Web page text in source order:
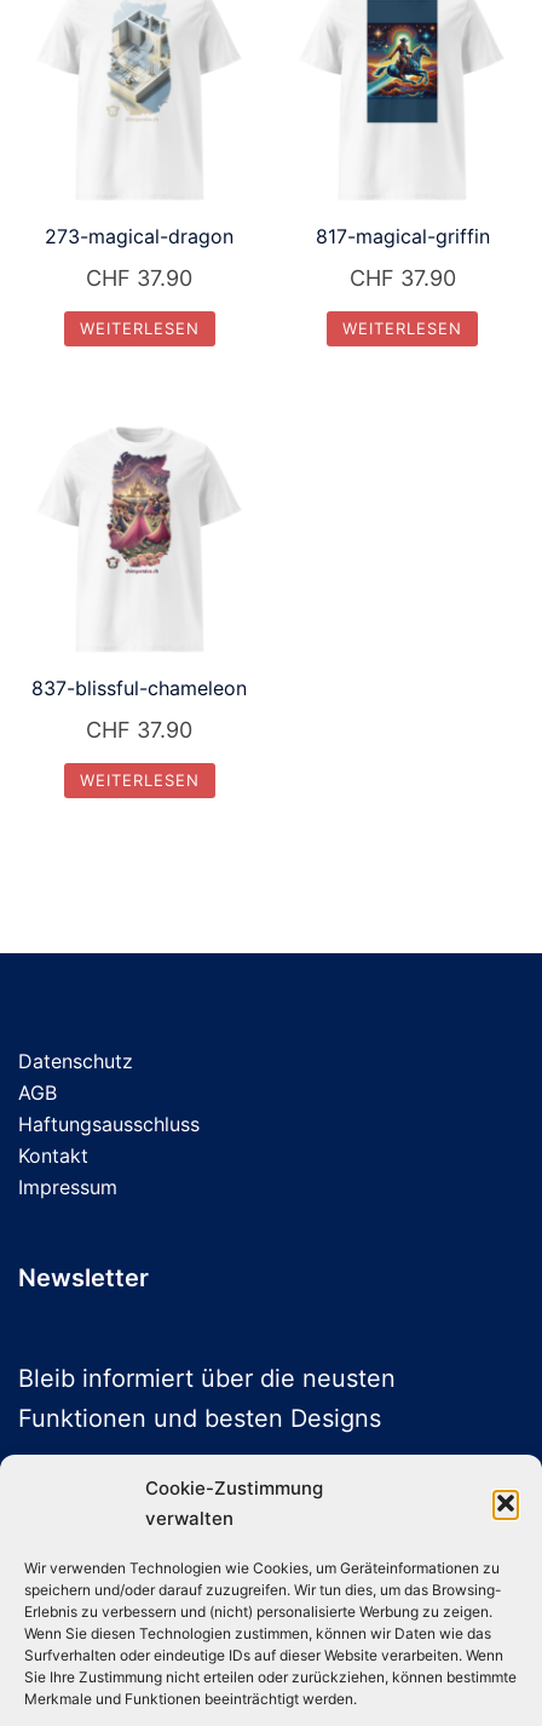
Cookie-Zustimmung
verwalten
Wir verwenden Technologien wie Cookies, um Geräteinformationen zu
speichern und/oder darauf zuzugreifen. Wir tun dies, um das Browsing-
Erlebnis zu verbessern und (nicht) personalisierte Werbung zu zeigen.
Wenn Sie diesen Technologien zustimmen, können wir Daten wie das
Surfverhalten oder eindeutige IDs auf dieser Website verarbeiten. Wenn
Sie Ihre Zustimmung nicht erteilen oder zurückziehen, können bestimmte
Merkmale und Funktionen beeinträchtigt werden.
273-magical-dragon
CHF 37.90
WEITERLESEN
817-magical-griffin
CHF 37.90
WEITERLESEN
837-blissful-chameleon
CHF 37.90
WEITERLESEN
Datenschutz
AGB
Haftungsausschluss
Kontakt
Impressum
Newsletter
Bleib informiert über die neusten
Funktionen und besten Designs
ABONNIEREN
Folge uns auf Social Media